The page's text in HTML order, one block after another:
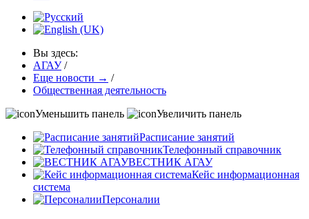
Вы здесь:
АГАУ /
Еще новости → /
Общественная деятельность
Уменьшить панель
Увеличить панель
Расписание занятий
Телефонный справочник
ВЕСТНИК АГАУ
Кейс информационная
система
Персоналии